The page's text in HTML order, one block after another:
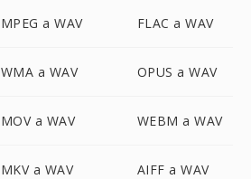
MPEG a WAV FLAC a WAV
WMA a WAV OPUS a WAV
MOV a WAV WEBM a WAV
MKV a WAV AIFF a WAV